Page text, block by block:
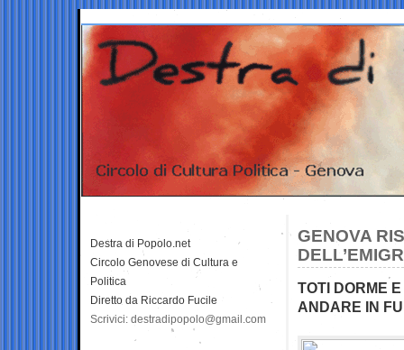
GENOVA
TOTI DORME
ANDARE IN
Destra di Popolo.net
Circolo Genovese di Cultura e
Politica
Diretto da Riccardo Fucile
Scrivici: destradipopolo@gmail.com